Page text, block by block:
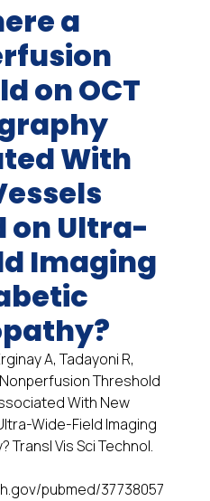
a
on OCT
With
on Ultra-
Imaging
A, Tadayoni R,
Threshold
With New
Wide-Field Imaging
Transl Vis Sci Technol.
pubmed/37738057